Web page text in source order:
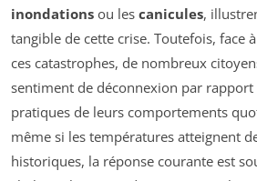
inondations ou les canicules,
tangible de cette crise. Toutefois, face
ces catastrophes, de nombreux
sentiment de déconnexion par
pratiques de leurs comportements
même si les températures atteignent
historiques, la réponse courante est